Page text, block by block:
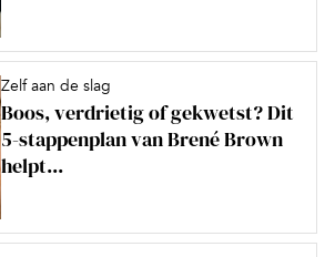
Zelf aan de slag
Boos, verdrietig of gekwetst? Dit
5-stappenplan van Brené Brown
helpt...